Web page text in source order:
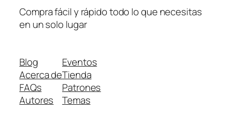
Compra fácil y rápido todo lo que necesitas
en un solo lugar
Blog
Acerca de
FAQs
Autores
Eventos
Tienda
Patrones
Temas